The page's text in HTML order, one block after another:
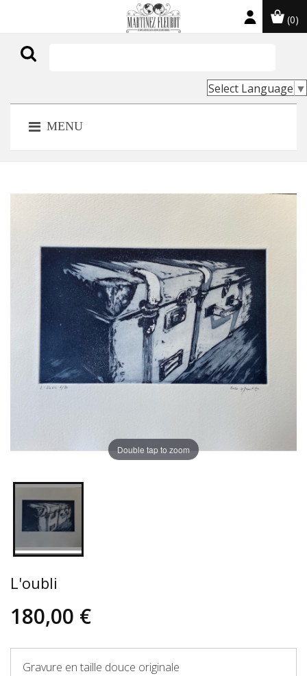
(0)
Select Language ▼
MENU
Double tap to zoom
L'oubli
180,00 €
Gravure en taille douce originale